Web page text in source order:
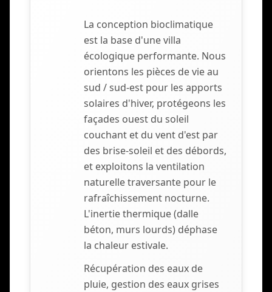
La conception bioclimatique
est la base d'une villa
écologique performante. Nous
orientons les pièces de vie au
sud / sud-est pour les apports
solaires d'hiver, protégeons les
façades ouest du soleil
couchant et du vent d'est par
des brise-soleil et des débords,
et exploitons la ventilation
naturelle traversante pour le
rafraîchissement nocturne.
L'inertie thermique (dalle
béton, murs lourds) déphase
la chaleur estivale.
Récupération des eaux de
pluie, gestion des eaux grises